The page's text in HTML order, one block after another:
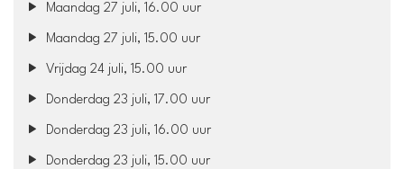
Maandag 27 juli, 16.00 uur
Maandag 27 juli, 15.00 uur
Vrijdag 24 juli, 15.00 uur
Donderdag 23 juli, 17.00 uur
Donderdag 23 juli, 16.00 uur
Donderdag 23 juli, 15.00 uur